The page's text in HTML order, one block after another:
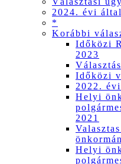
2024. évi
*
Korábbi
Időközi
2023
Időközi
2022.
Helyi
2021
Helyi